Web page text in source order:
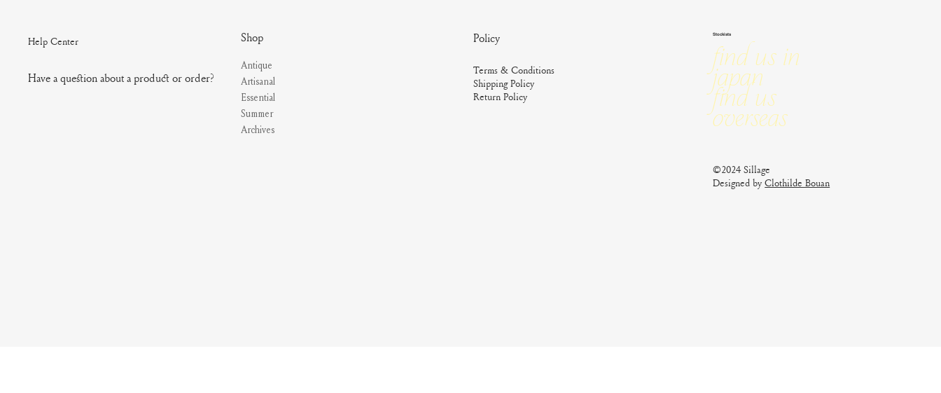
©2024 Sillage
Designed byClothilde Bouan
Find us in
Japan
Find us
Overseas
Stockists
Terms & Conditions
Shipping Policy
Return Policy
Policy
Shop
Antique
Artisanal
Essential
Summer
Archives
Help Center
Have a question about a product or order?